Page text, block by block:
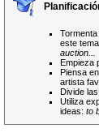
este
auction...
Empieza
Piensa
artista
Divide
Utiliza
ideas: to